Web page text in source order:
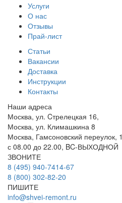
Услуги
О нас
Отзывы
Прай-лист
Статьи
Вакансии
Доставка
Инструкции
Контакты
Наши адреса
Москва, ул. Cтрелецкая 16,
Москва, ул. Климашкина 8
Москва, Гамсоновский переулок, 1
с 08.00 до 22.00, BC-ВЫХОДНОЙ
ЗВОНИТЕ
8 (495) 940-7414-67
8 (800) 302-82-20
ПИШИТЕ
info@shvei-remont.ru